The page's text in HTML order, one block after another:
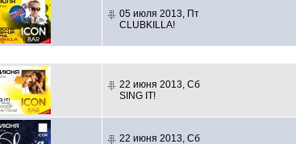
05 июля 2013, Пт
CLUBKILLA!
22 июня 2013, Сб
SING IT!
22 июня 2013, Сб